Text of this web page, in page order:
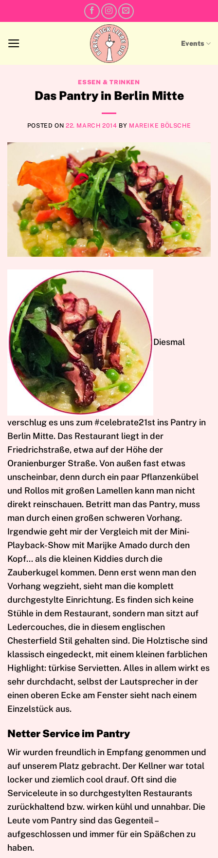
to
Events
ESSEN & TRINKEN
Das Pantry in Berlin Mitte
POSTED ON 22. MARCH 2014 BY MAREIKE BÖLSCHE
Diesmal
verschlug es uns zum #celebrate21st ins Pantry in
Berlin Mitte. Das Restaurant liegt in der
Friedrichstraße, etwa auf der Höhe der
Oranienburger Straße. Von außen fast etwas
unscheinbar, denn durch ein paar Pflanzenkübel
und Rollos mit großen Lamellen kann man nicht
direkt reinschauen. Betritt man das Pantry, muss
man durch einen großen schweren Vorhang.
Irgendwie geht mir der Vergleich mit der Mini-
Playback-Show mit Marijke Amado durch den
Kopf… als die kleinen Kiddies durch die
Zauberkugel kommen. Denn erst wenn man den
Vorhang wegzieht, sieht man die komplett
durchgestylte Einrichtung. Es finden sich keine
Stühle in dem Restaurant, sondern man sitzt auf
Ledercouches, die in diesem englischen
Chesterfield Stil gehalten sind. Die Holztische sind
klassisch eingedeckt, mit einem kleinen farblichen
Highlight: türkise Servietten. Alles in allem wirkt es
sehr durchdacht, selbst der Lautsprecher in der
einen oberen Ecke am Fenster sieht nach einem
Einzelstück aus.
Netter Service im Pantry
Wir wurden freundlich in Empfang genommen und
auf unserem Platz gebracht. Der Kellner war total
locker und ziemlich cool drauf. Oft sind die
Serviceleute in so durchgestylten Restaurants
zurückhaltend bzw. wirken kühl und unnahbar. Die
Leute vom Pantry sind das Gegenteil –
aufgeschlossen und immer für ein Späßchen zu
haben.